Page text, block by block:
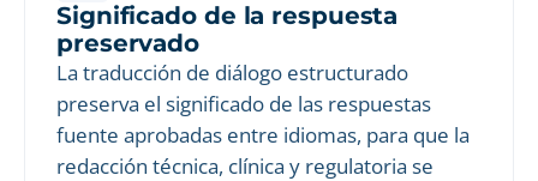
Significado de la respuesta
preservado
La traducción de diálogo estructurado
preserva el significado de las respuestas
fuente aprobadas entre idiomas, para que la
redacción técnica, clínica y regulatoria se